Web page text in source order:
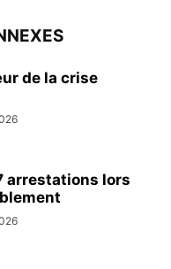
de la crise
arrestations lors